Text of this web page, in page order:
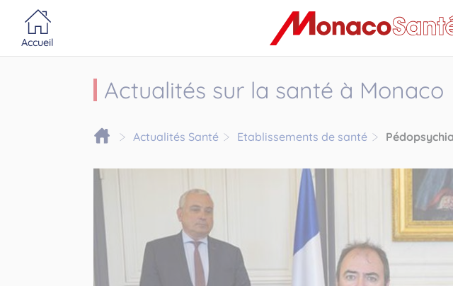
Accueil
Portail MonacoSante
Actualités sur la santé à Monaco
Actualités Santé Etablissements de santé
Panneau de gestion des cookies